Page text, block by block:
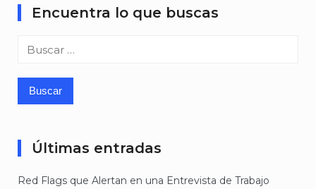
Encuentra lo que buscas
Buscar:
Últimas entradas
Red Flags que Alertan en una Entrevista de Trabajo